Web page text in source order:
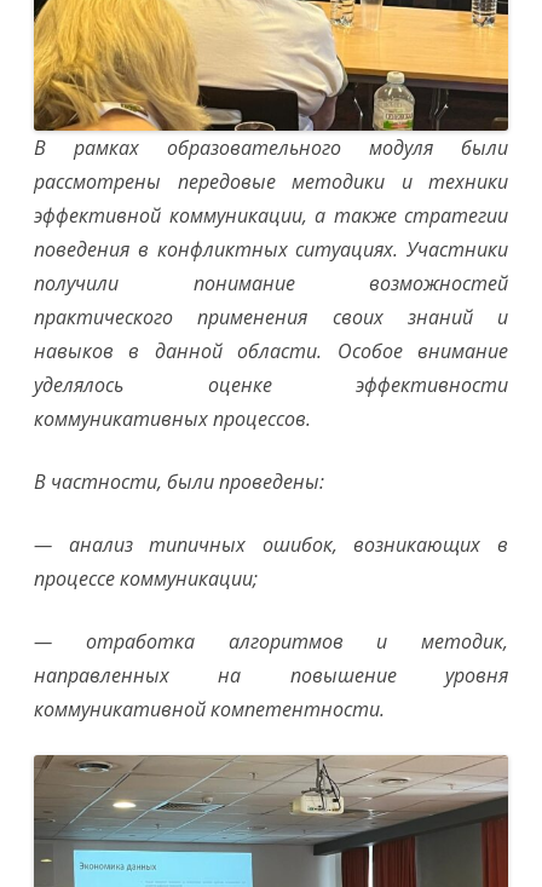
В рамках образовательного модуля были
рассмотрены передовые методики и техники
эффективной коммуникации, а также стратегии
поведения в конфликтных ситуациях. Участники
получили понимание возможностей
практического применения своих знаний и
навыков в данной области. Особое внимание
уделялось оценке эффективности
коммуникативных процессов.
В частности, были проведены:
— анализ типичных ошибок, возникающих в
процессе коммуникации;
— отработка алгоритмов и методик,
направленных на повышение уровня
коммуникативной компетентности.